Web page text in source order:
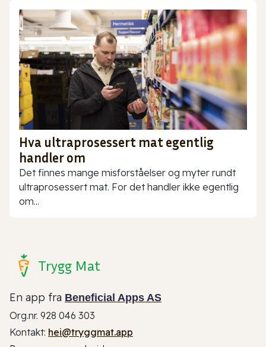
Hva ultraprosessert mat egentlig
handler om
Det finnes mange misforståelser og myter rundt
ultraprosessert mat. For det handler ikke egentlig
om...
Trygg Mat
En app fra Beneficial Apps AS
Org.nr. 928 046 303
Kontakt: hei@tryggmat.app